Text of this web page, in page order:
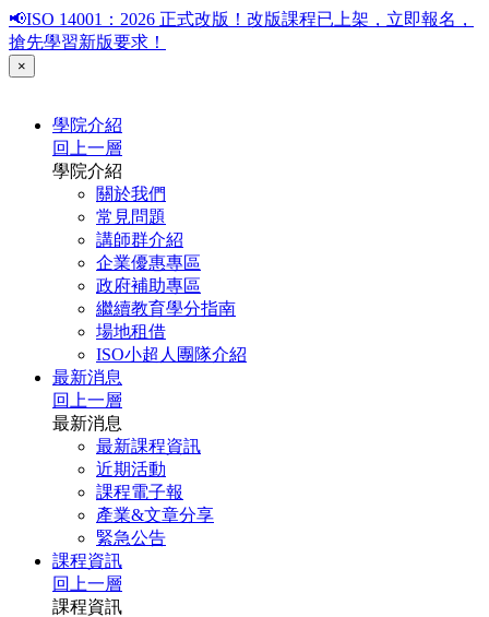
📢ISO 14001：2026 正式改版！改版課程已上架，立即報名，
搶先學習新版要求！
×
學院介紹
回上一層
學院介紹
關於我們
常見問題
講師群介紹
企業優惠專區
政府補助專區
繼續教育學分指南
場地租借
ISO小超人團隊介紹
最新消息
回上一層
最新消息
最新課程資訊
近期活動
課程電子報
產業&文章分享
緊急公告
課程資訊
回上一層
課程資訊